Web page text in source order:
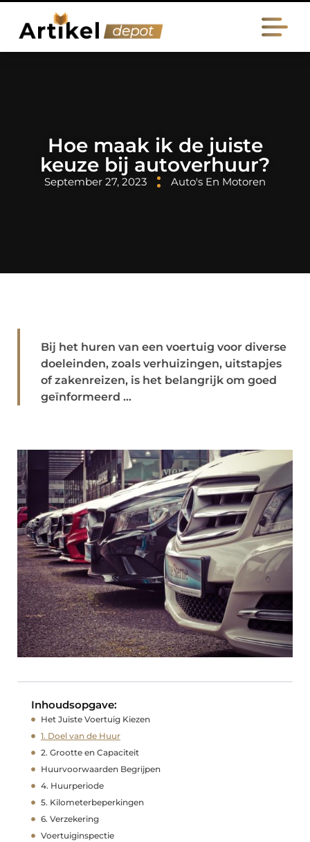
Hoe maak ik de juiste
keuze bij autoverhuur?
September 27, 2023 Auto's En Motoren
Bij het huren van een voertuig voor diverse
doeleinden, zoals verhuizingen, uitstapjes
of zakenreizen, is het belangrijk om goed
geïnformeerd ...
Inhoudsopgave:
Het Juiste Voertuig Kiezen
1. Doel van de Huur
2. Grootte en Capaciteit
Huurvoorwaarden Begrijpen
4. Huurperiode
5. Kilometerbeperkingen
6. Verzekering
Voertuiginspectie